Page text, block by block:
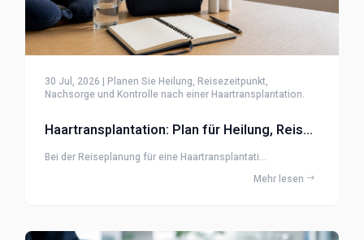
30 Jul, 2026 | Planen Sie Heilung, Reisezeitpunkt,
Nachsorge und Kontrolle nach einer Haartransplantation.
Haartransplantation: Plan für Heilung, Reise und Nachsorge
Bei der Reiseplanung für eine Haartransplantati...
Mehr lesen